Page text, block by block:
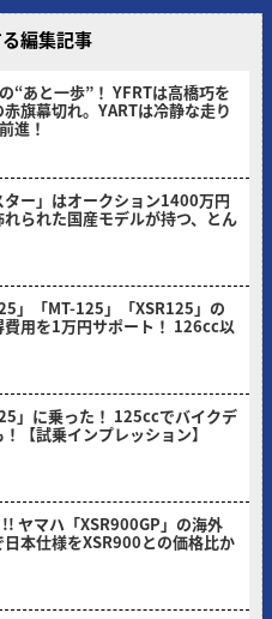
編集記事
“あと一歩”！ YFRTは高橋巧を
旗幕切れ。YARTは冷静な走り
進！
ター」はオークション1400万円
られた国産モデルが持つ、とん
」「MT-125」「XSR125」の
用を1万円サポート！ 126cc以
」に乗った！ 125ccでバイクデ
【試乗インプレッション】
ヤマハ「XSR900GP」の海外
本仕様をXSR900との価格比か